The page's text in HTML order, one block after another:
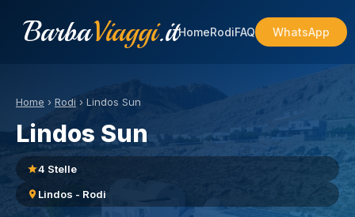
BarbaViaggi.itHomeRodiFAQ WhatsApp
Home › Rodi › Lindos Sun
Lindos Sun
4 Stelle
Lindos - Rodi